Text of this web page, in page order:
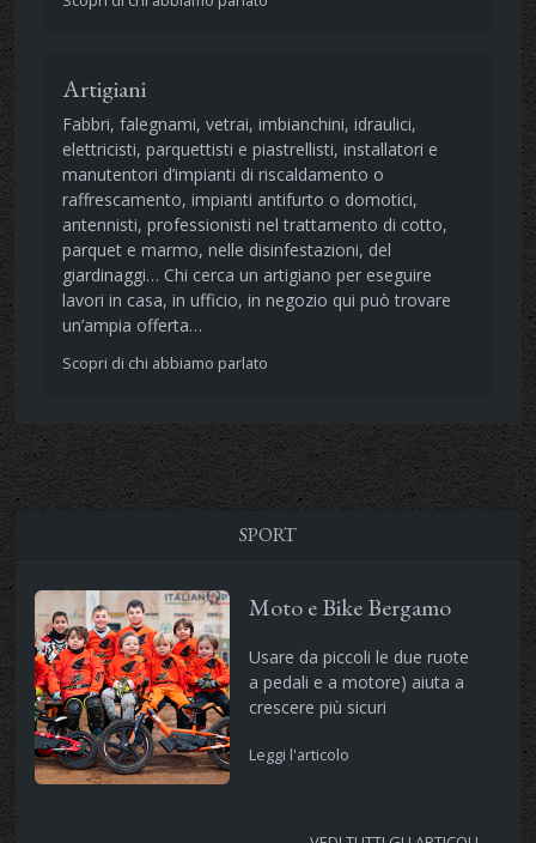
Artigiani
Fabbri, falegnami, vetrai, imbianchini, idraulici,
elettricisti, parquettisti e piastrellisti, installatori e
manutentori d’impianti di riscaldamento o
raffrescamento, impianti antifurto o domotici,
antennisti, professionisti nel trattamento di cotto,
parquet e marmo, nelle disinfestazioni, del
giardinaggi… Chi cerca un artigiano per eseguire
lavori in casa, in ufficio, in negozio qui può trovare
un’ampia offerta…
Scopri di chi abbiamo parlato
SPORT
Moto e Bike Bergamo
Usare da piccoli le due ruote
a pedali e a motore) aiuta a
crescere più sicuri
Leggi l'articolo